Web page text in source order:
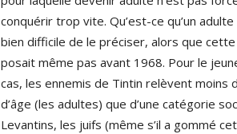
conquérir trop vite. Qu’est-ce qu’un adulte
bien difficile de le préciser, alors que
posait même pas avant 1968. Pour le
cas, les ennemis de Tintin relèvent moins
d’âge (les adultes) que d’une catégorie
Levantins, les juifs (même s’il a gommé